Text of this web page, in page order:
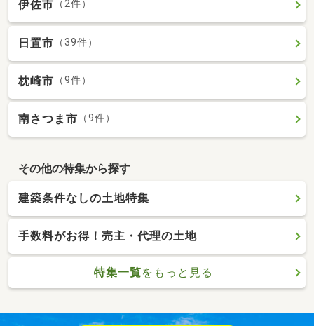
伊佐市 （2件）
日置市 （39件）
枕崎市 （9件）
南さつま市 （9件）
その他の特集から探す
建築条件なしの土地特集
手数料がお得！売主・代理の土地
特集一覧をもっと見る